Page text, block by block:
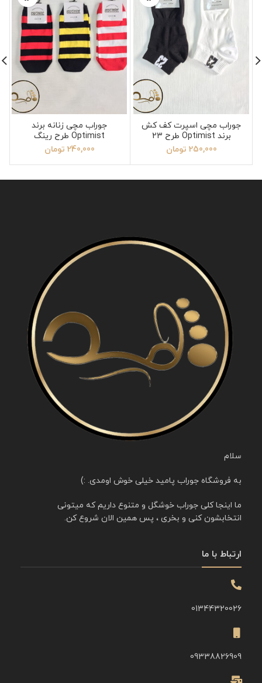
جوراب مچی اسپرت کف کش
برند Optimist طرح 23
250,000 تومان
جوراب مچی زنانه برند
Optimist طرح رینگ
240,000 تومان
سلام
به فروشگاه جوراب پامید خیلی خوش اومدی. :)
ما اینجا کلی جوراب خوشگل و متنوع داریم که میتونی
انتخابشون کنی و بخری ، پس همین الان شروع کن.
ارتباط با ما
01344320026
09338826909